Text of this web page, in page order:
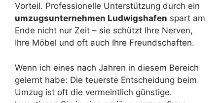
Vorteil. Professionelle Unterstützung durch ein
umzugsunternehmen Ludwigshafen spart am
Ende nicht nur Zeit – sie schützt Ihre Nerven,
Ihre Möbel und oft auch Ihre Freundschaften.
Wenn ich eines nach Jahren in diesem Bereich
gelernt habe: Die teuerste Entscheidung beim
Umzug ist oft die vermeintlich günstige.